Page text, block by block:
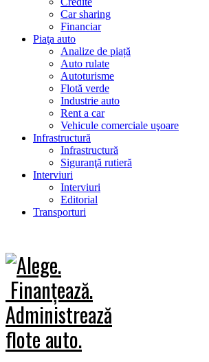
Car sharing
Financiar
Piaţa auto
Analize de piață
Auto rulate
Autoturisme
Flotă verde
Industrie auto
Rent a car
Vehicule comerciale uşoare
Infrastructură
Infrastructură
Siguranţă rutieră
Interviuri
Interviuri
Editorial
Transporturi